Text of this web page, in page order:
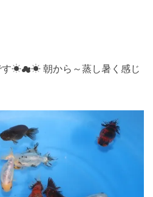
す☀☁☀ 朝から～蒸し暑く感じ